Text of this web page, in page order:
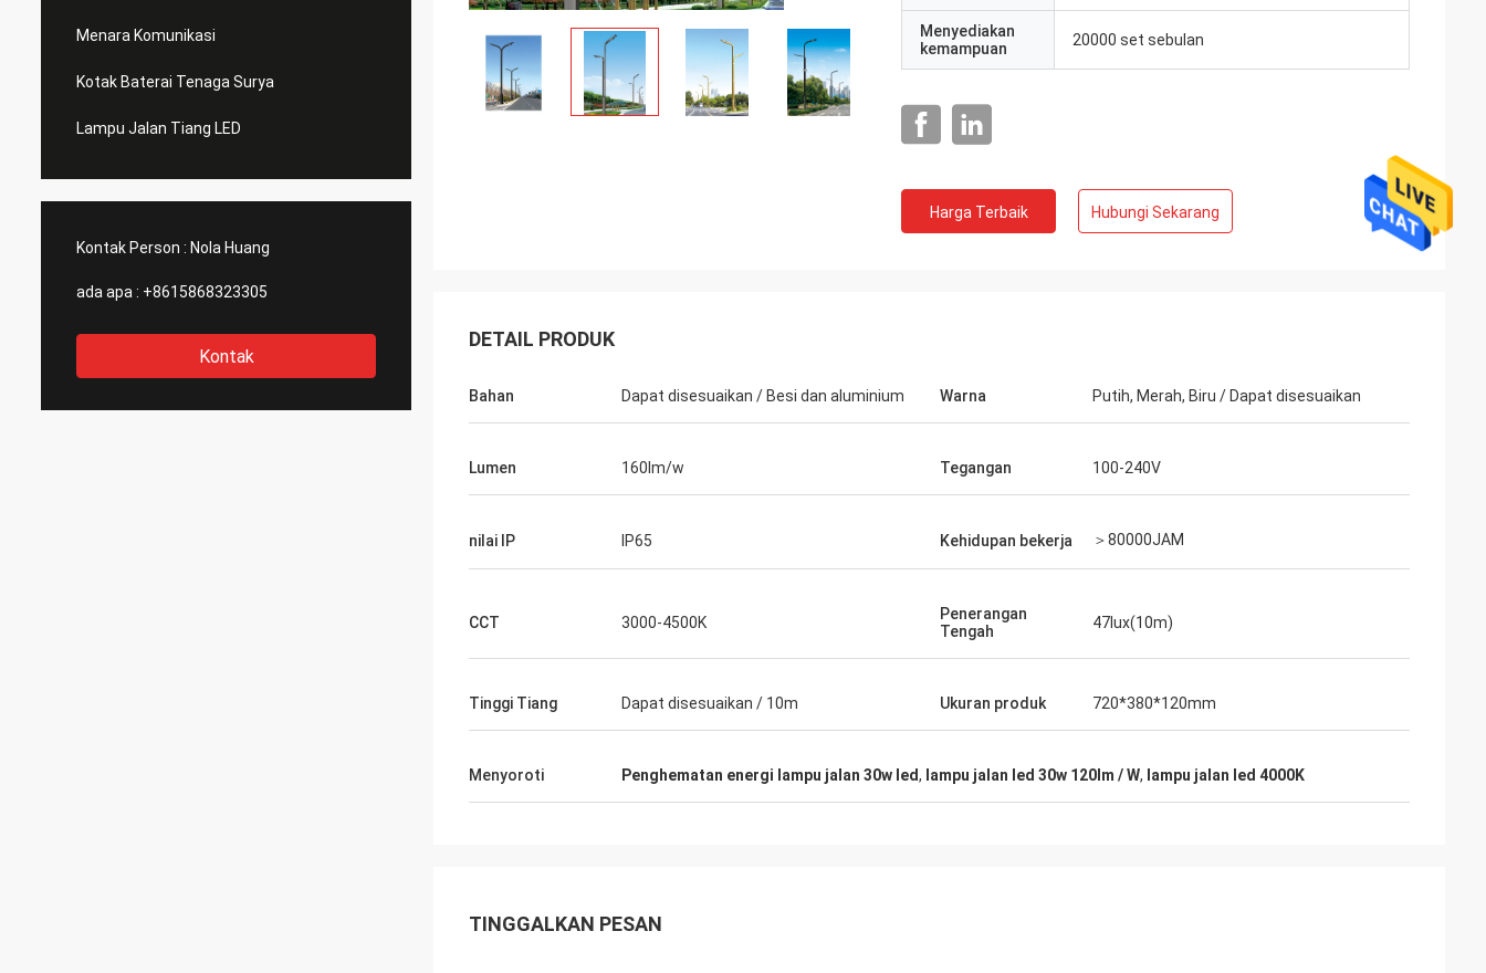
Menara Komunikasi
Kotak Baterai Tenaga Surya
Lampu Jalan Tiang LED
Kontak Person : Nola Huang
ada apa : +8615868323305
Kontak
Menyediakan
kemampuan
20000 set sebulan
Harga Terbaik Hubungi Sekarang
DETAIL PRODUK
Bahan Dapat disesuaikan / Besi dan aluminium Warna Putih, Merah, Biru / Dapat disesuaikan
Lumen 160lm/w Tegangan 100-240V
nilai IP IP65 Kehidupan bekerja ＞80000JAM
CCT 3000-4500K
Penerangan
Tengah
47lux(10m)
Tinggi Tiang Dapat disesuaikan / 10m Ukuran produk 720*380*120mm
Menyoroti Penghematan energi lampu jalan 30w led, lampu jalan led 30w 120lm / W, lampu jalan led 4000K
TINGGALKAN PESAN